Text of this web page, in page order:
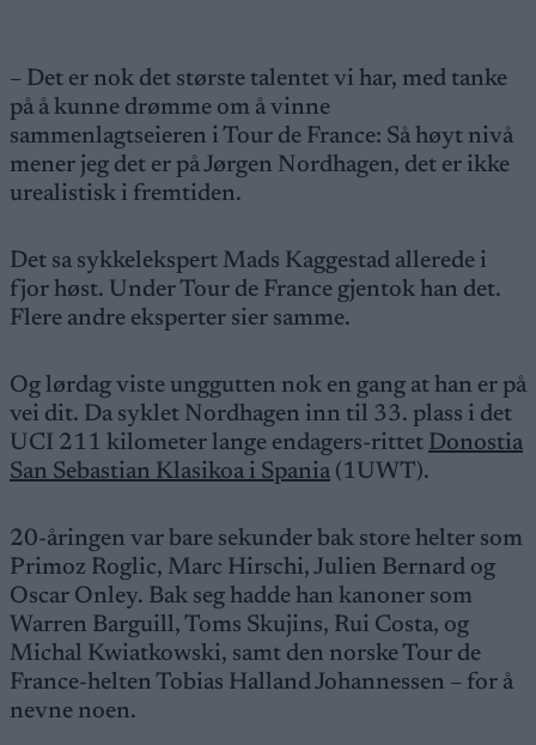
– Det er nok det største talentet vi har, med tanke
på å kunne drømme om å vinne
sammenlagtseieren i Tour de France: Så høyt nivå
mener jeg det er på Jørgen Nordhagen, det er ikke
urealistisk i fremtiden.
Det sa sykkelekspert Mads Kaggestad allerede i
fjor høst. Under Tour de France gjentok han det.
Flere andre eksperter sier samme.
Og lørdag viste unggutten nok en gang at han er på
vei dit. Da syklet Nordhagen inn til 33. plass i det
UCI 211 kilometer lange endagers-rittet Donostia
San Sebastian Klasikoa i Spania (1UWT).
20-åringen var bare sekunder bak store helter som
Primoz Roglic, Marc Hirschi, Julien Bernard og
Oscar Onley. Bak seg hadde han kanoner som
Warren Barguill, Toms Skujins, Rui Costa, og
Michal Kwiatkowski, samt den norske Tour de
France-helten Tobias Halland Johannessen – for å
nevne noen.